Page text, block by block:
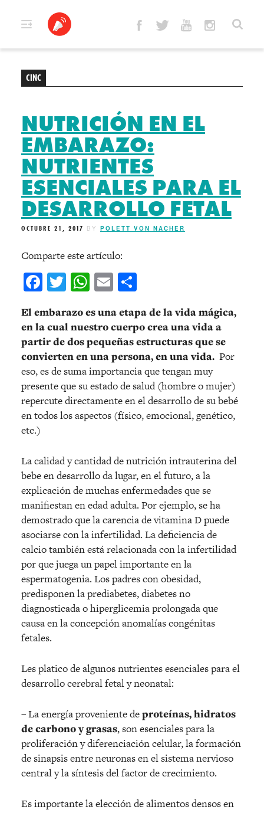
CINC
NUTRICIÓN EN EL
EMBARAZO:
NUTRIENTES
ESENCIALES PARA EL
DESARROLLO FETAL
OCTUBRE 21, 2017 BY POLETT VON NACHER
Comparte este artículo:
Facebook
Twitter
WhatsApp
Email
El embarazo es una etapa de la vida mágica,
en la cual nuestro cuerpo crea una vida a
partir de dos pequeñas estructuras que se
convierten en una persona, en una vida. Por
eso, es de suma importancia que tengan muy
presente que su estado de salud (hombre o mujer)
repercute directamente en el desarrollo de su bebé
en todos los aspectos (físico, emocional, genético,
etc.)
La calidad y cantidad de nutrición intrauterina del
bebe en desarrollo da lugar, en el futuro, a la
explicación de muchas enfermedades que se
manifiestan en edad adulta. Por ejemplo, se ha
demostrado que la carencia de vitamina D puede
asociarse con la infertilidad. La deficiencia de
calcio también está relacionada con la infertilidad
por que juega un papel importante en la
espermatogenia. Los padres con obesidad,
predisponen la prediabetes, diabetes no
diagnosticada o hiperglicemia prolongada que
causa en la concepción anomalías congénitas
fetales.
Les platico de algunos nutrientes esenciales para el
desarrollo cerebral fetal y neonatal:
– La energía proveniente deproteínas, hidratos
de carbono y grasas, son esenciales para la
proliferación y diferenciación celular, la formación
de sinapsis entre neuronas en el sistema nervioso
central y la síntesis del factor de crecimiento.
Es importante la elección de alimentos densos en